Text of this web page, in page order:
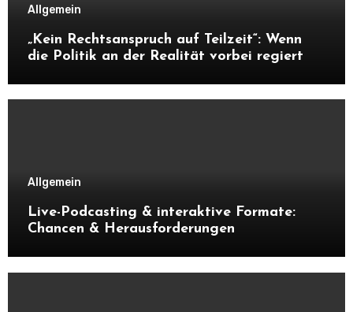
Allgemein
„Kein Rechtsanspruch auf Teilzeit“: Wenn
die Politik an der Realität vorbei regiert
Allgemein
Live-Podcasting & interaktive Formate:
Chancen & Herausforderungen